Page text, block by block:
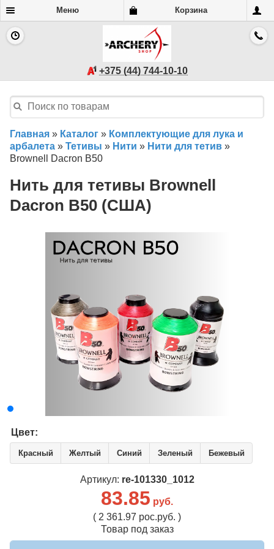
Меню Корзина
+375 (44) 744-10-10
Главная » Каталог » Комплектующие для лука и
арбалета » Тетивы » Нити » Нити для тетив »
Brownell Dacron B50
Нить для тетивы Brownell
Dacron B50 (США)
Цвет:
Красный Желтый Синий Зеленый Бежевый
Артикул: re-101330_1012
83.85 руб.
( 2 361.97 рос.руб. )
Товар под заказ